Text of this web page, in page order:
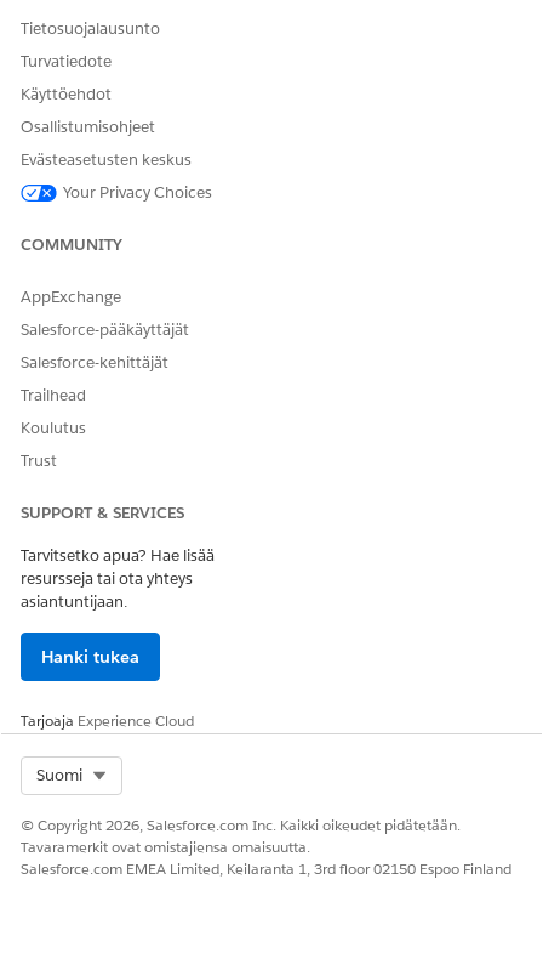
RATKAISIKO TÄMÄ ARTIKKELI ONGELMASI?
Tietosuojalausunto
Turvatiedote
Käyttöehdot
Osallistumisohjeet
Evästeasetusten keskus
Your Privacy Choices
COMMUNITY
AppExchange
Salesforce-pääkäyttäjät
Salesforce-kehittäjät
Trailhead
Koulutus
Trust
SUPPORT & SERVICES
Tarvitsetko apua? Hae lisää
resursseja tai ota yhteys
asiantuntijaan.
Hanki tukea
Tarjoaja Experience Cloud
Suomi
© Copyright 2026, Salesforce.com Inc. Kaikki oikeudet pidätetään.
Tavaramerkit ovat omistajiensa omaisuutta.
Salesforce.com EMEA Limited, Keilaranta 1, 3rd floor 02150 Espoo Finland